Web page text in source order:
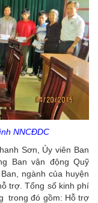
NNCĐDC
Sơn, Ủy viên Ban
Ban vận động Quỹ
ngành của huyện
trợ. Tổng số kinh phí
trong đó gồm: Hỗ trợ